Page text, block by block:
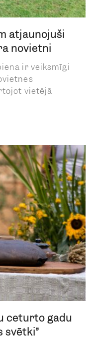
atjaunojuši
novietni
ir veiksmīgi
vietējā
ceturto gadu
svētki”